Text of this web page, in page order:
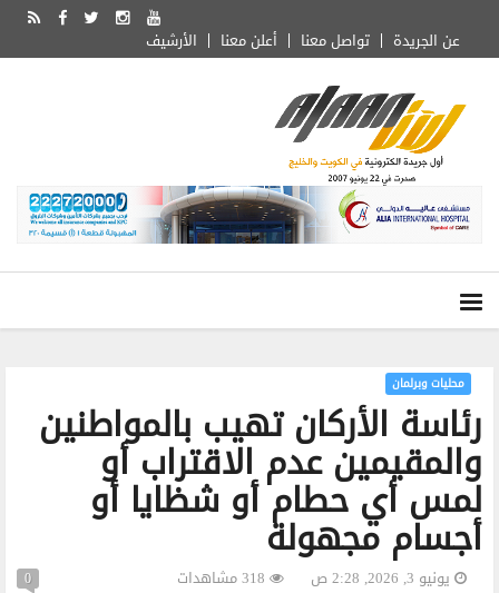
الأرشيف أعلن معنا تواصل معنا عن الجريدة
رئاسة الأركان تهيب بالمواطنين
والمقيمين عدم الاقتراب أو
لمس أي حطام أو شظايا أو
أجسام مجهولة
محليات وبرلمان
يونيو 3, 2026, 2:28 ص 0